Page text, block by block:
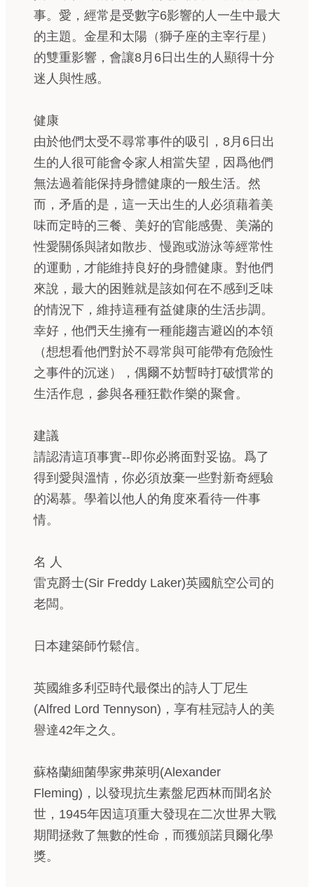
事。愛，經常是受數字6影響的人一生中最大
的主題。金星和太陽（獅子座的主宰行星）
的雙重影響，會讓8月6日出生的人顯得十分
迷人與性感。
健康
由於他們太受不尋常事件的吸引，8月6日出
生的人很可能會令家人相當失望，因爲他們
無法過着能保持身體健康的一般生活。然
而，矛盾的是，這一天出生的人必須藉着美
味而定時的三餐、美好的官能感覺、美滿的
性愛關係與諸如散步、慢跑或游泳等經常性
的運動，才能維持良好的身體健康。對他們
來說，最大的困難就是該如何在不感到乏味
的情況下，維持這種有益健康的生活步調。
幸好，他們天生擁有一種能趨吉避凶的本領
（想想看他們對於不尋常與可能帶有危險性
之事件的沉迷），偶爾不妨暫時打破慣常的
生活作息，參與各種狂歡作樂的聚會。
建議
請認清這項事實--即你必將面對妥協。爲了
得到愛與溫情，你必須放棄一些對新奇經驗
的渴慕。學着以他人的角度來看待一件事
情。
名 人
雷克爵士(Sir Freddy Laker)英國航空公司的
老闆。
日本建築師竹鬆信。
英國維多利亞時代最傑出的詩人丁尼生
(Alfred Lord Tennyson)，享有桂冠詩人的美
譽達42年之久。
蘇格蘭細菌學家弗萊明(Alexander
Fleming)，以發現抗生素盤尼西林而聞名於
世，1945年因這項重大發現在二次世界大戰
期間拯救了無數的性命，而獲頒諾貝爾化學
獎。